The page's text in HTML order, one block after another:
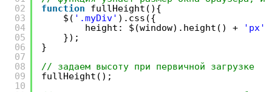
02
03
04
05
06
07
08
09
10
function
fullHeight(){
$( '.myDiv' ).css({
height: $(window).height() +
'px'
});
}
// задаем высоту при первичной загрузке
fullHeight();